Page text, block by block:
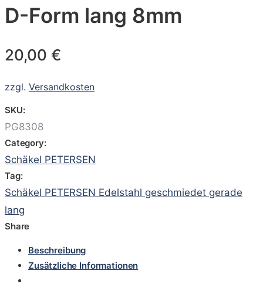
D-Form lang 8mm
20,00 €
zzgl. Versandkosten
SKU:
PG8308
Category:
Schäkel PETERSEN
Tag:
Schäkel PETERSEN Edelstahl geschmiedet gerade
lang
Share
Beschreibung
Zusätzliche Informationen